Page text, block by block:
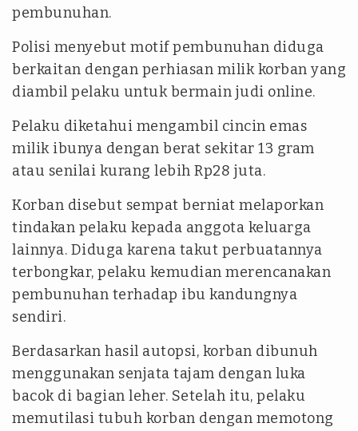
pembunuhan.
Polisi menyebut motif pembunuhan diduga
berkaitan dengan perhiasan milik korban yang
diambil pelaku untuk bermain judi online.
Pelaku diketahui mengambil cincin emas
milik ibunya dengan berat sekitar 13 gram
atau senilai kurang lebih Rp28 juta.
Korban disebut sempat berniat melaporkan
tindakan pelaku kepada anggota keluarga
lainnya. Diduga karena takut perbuatannya
terbongkar, pelaku kemudian merencanakan
pembunuhan terhadap ibu kandungnya
sendiri.
Berdasarkan hasil autopsi, korban dibunuh
menggunakan senjata tajam dengan luka
bacok di bagian leher. Setelah itu, pelaku
memutilasi tubuh korban dengan memotong